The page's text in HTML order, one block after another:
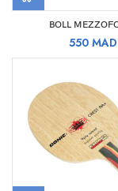
BOLL
550 MAD